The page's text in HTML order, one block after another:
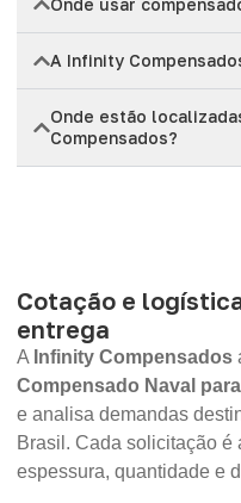
Onde usar
A Infinity
Onde estão
Compensados?
Cotação e
entrega
A Infinity Compensados
Compensado Naval
e analisa demandas
Brasil. Cada solicitação é
espessura, quantidade e